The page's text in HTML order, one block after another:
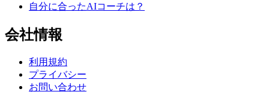
自分に合ったAIコーチは？
会社情報
利用規約
プライバシー
お問い合わせ